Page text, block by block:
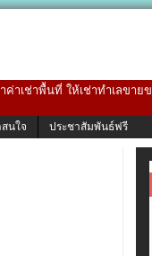
เช่าพื้นที่ ให้เช่าทำเลขา
นใจ ประชาสัมพันธ์ฟรี